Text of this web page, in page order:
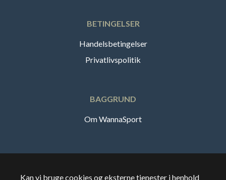
BETINGELSER
Handelsbetingelser
Privatlivspolitik
BAGGRUND
Om WannaSport
Kan vi bruge cookies og eksterne tjenester i henhold